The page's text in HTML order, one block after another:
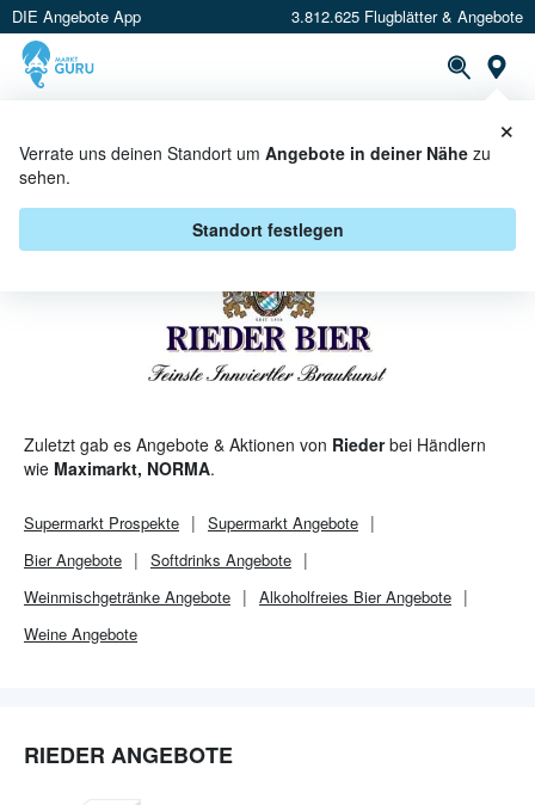
DIE Angebote App 3.812.625 Flugblätter & Angebote
Verrate uns deinen Standort um Angebote in deiner Nähe zu
sehen.
Standort festlegen
×
RIEDER ANGEBOTE & AKTIONEN
Zuletzt gab es Angebote & Aktionen von Riederbei Händlern
wie Maximarkt, NORMA.
Supermarkt Prospekte Supermarkt Angebote
Bier Angebote
Softdrinks Angebote
Weinmischgetränke Angebote
Alkoholfreies Bier Angebote
Weine Angebote
RIEDER ANGEBOTE